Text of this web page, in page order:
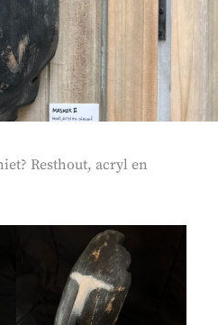
Resthout, acryl en